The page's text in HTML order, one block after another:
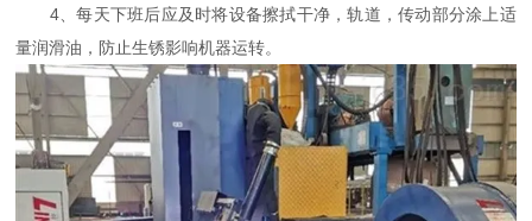
4、每天下班后应及时将设备擦拭干净，轨道，传动部分涂上适
量润滑油，防止生锈影响机器运转。